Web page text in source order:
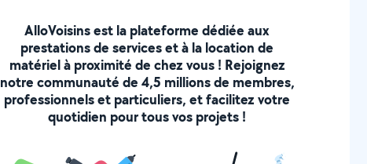
AlloVoisins est la plateforme dédiée aux
prestations de services et à la location de
matériel à proximité de chez vous ! Rejoignez
notre communauté de 4,5 millions de membres,
professionnels et particuliers, et facilitez votre
quotidien pour tous vos projets !